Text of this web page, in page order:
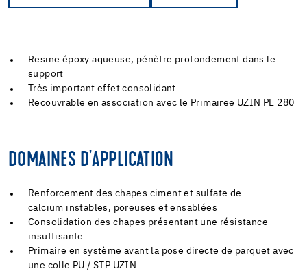
Resine époxy aqueuse, pénètre profondement dans le
support
Très important effet consolidant
Recouvrable en association avec le Primairee UZIN PE 280
DOMAINES D'APPLICATION
Renforcement des chapes ciment et sulfate de
calcium instables, poreuses et ensablées
Consolidation des chapes présentant une résistance
insuffisante
Primaire en système avant la pose directe de parquet avec
une colle PU / STP UZIN